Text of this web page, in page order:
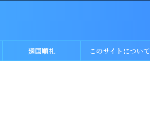
廻国順礼 このサイトについて